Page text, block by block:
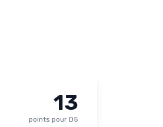
13
points pour D5